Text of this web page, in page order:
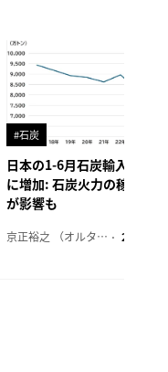
#石炭
日本の1-6月石炭輸入、4年
に増加: 石炭火力の稼働制
が影響も
京正裕之 （オルタナ副編集長） 2026年8